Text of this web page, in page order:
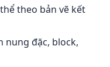
theo bản vẽ kết
nung đặc, block,